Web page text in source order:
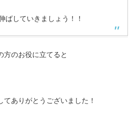
ばしていきましょう！！
方のお役に立てると
ありがとうございました！